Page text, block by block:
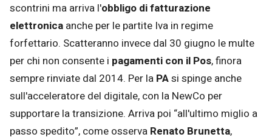
scontrini ma arriva l'obbligo di fatturazione
elettronica anche per le partite Iva in regime
forfettario. Scatteranno invece dal 30 giugno le multe
per chi non consente i pagamenti con il Pos, finora
sempre rinviate dal 2014. Per la PAsi spinge anche
sull'acceleratore del digitale, con la NewCo per
supportare la transizione. Arriva poi “all'ultimo miglio a
passo spedito”, come osserva Renato Brunetta,